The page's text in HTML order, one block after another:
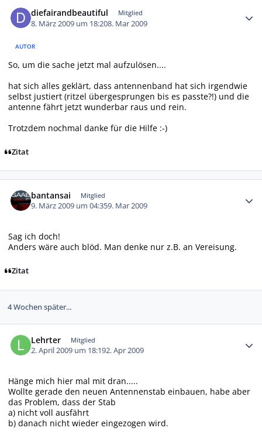
diefairandbeautiful Mitglied
8. März 2009 um 18:208. Mar 2009
AUTOR
So, um die sache jetzt mal aufzulösen....
hat sich alles geklärt, dass antennenband hat sich irgendwie
selbst justiert (ritzel übergesprungen bis es passte?!) und die
antenne fährt jetzt wunderbar raus und rein.
Trotzdem nochmal danke für die Hilfe :-)
Zitat
bantansai Mitglied
9. März 2009 um 04:359. Mar 2009
Sag ich doch!
Anders wäre auch blöd. Man denke nur z.B. an Vereisung.
Zitat
4 Wochen später...
Lehrter Mitglied
2. April 2009 um 18:192. Apr 2009
Hänge mich hier mal mit dran.....
Wollte gerade den neuen Antennenstab einbauen, habe aber
das Problem, dass der Stab
a) nicht voll ausfährt
b) danach nicht wieder eingezogen wird.